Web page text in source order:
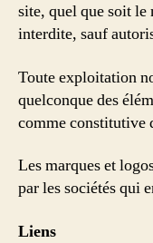
site, quel que soit le
interdite, sauf
Toute exploitation
quelconque des
comme constitutive
Les marques et
par les sociétés qui
Liens